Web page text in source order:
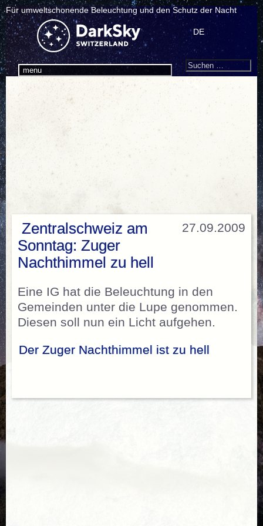
Für umweltschonende Beleuchtung und den Schutz der Nacht
menu
DE
Search
Suchen
27.09.2009
Zentralschweiz am
Sonntag: Zuger
Nachthimmel zu hell
Eine IG hat die Beleuchtung in den
Gemeinden unter die Lupe genommen.
Diesen soll nun ein Licht aufgehen.
Der Zuger Nachthimmel ist zu hell